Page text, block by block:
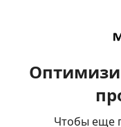
Чтобы еще